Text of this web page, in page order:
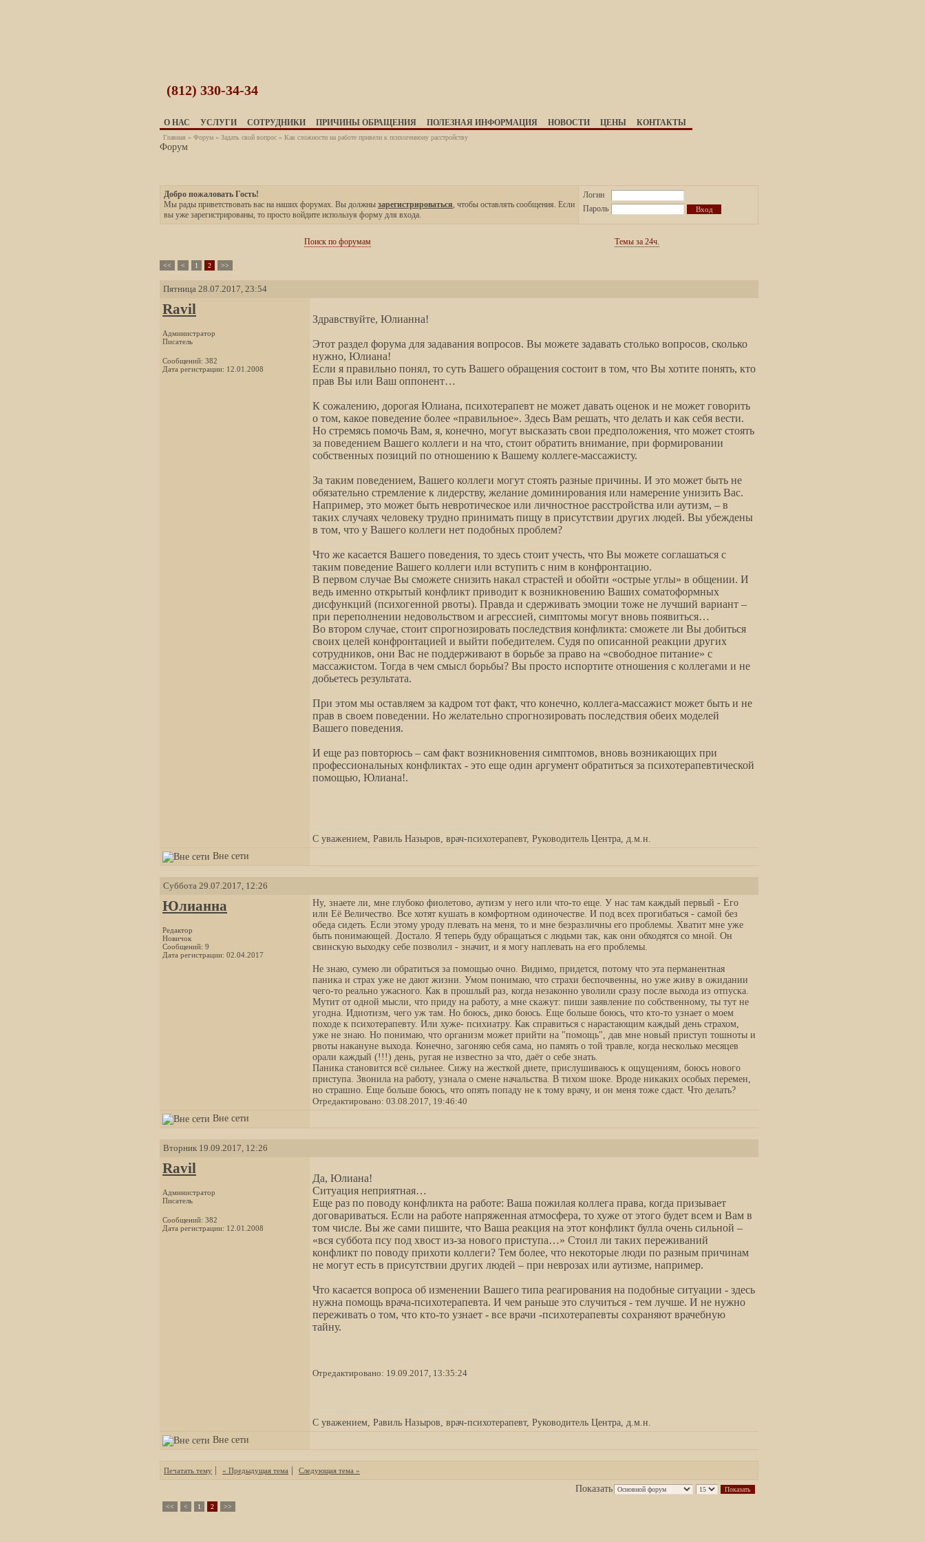
(812) 330-34-34
О НАС УСЛУГИ СОТРУДНИКИ ПРИЧИНЫ ОБРАЩЕНИЯ ПОЛЕЗНАЯ ИНФОРМАЦИЯ НОВОСТИ ЦЕНЫ КОНТАКТЫ
Главная » Форум » Задать свой вопрос » Как сложности на работе привели к психогенноиу расстройству
Форум
Добро пожаловать Гость!
Мы рады приветствовать вас на наших форумах. Вы должны зарегистрироваться, чтобы оставлять сообщения. Если
вы уже зарегистрированы, то просто войдите используя форму для входа.
Логин
Пароль
Поиск по форумам Темы за 24ч.
<< < 1 2 >>
Пятница 28.07.2017, 23:54
Ravil
Администратор
Писатель
Сообщений: 382
Дата регистрации: 12.01.2008
Здравствуйте, Юлианна!
Этот раздел форума для задавания вопросов. Вы можете задавать столько вопросов, сколько
нужно, Юлиана!
Если я правильно понял, то суть Вашего обращения состоит в том, что Вы хотите понять, кто
прав Вы или Ваш оппонент…
К сожалению, дорогая Юлиана, психотерапевт не может давать оценок и не может говорить
о том, какое поведение более «правильное». Здесь Вам решать, что делать и как себя вести.
Но стремясь помочь Вам, я, конечно, могут высказать свои предположения, что может стоять
за поведением Вашего коллеги и на что, стоит обратить внимание, при формировании
собственных позиций по отношению к Вашему коллеге-массажисту.
За таким поведением, Вашего коллеги могут стоять разные причины. И это может быть не
обязательно стремление к лидерству, желание доминирования или намерение унизить Вас.
Например, это может быть невротическое или личностное расстройства или аутизм, – в
таких случаях человеку трудно принимать пищу в присутствии других людей. Вы убеждены
в том, что у Вашего коллеги нет подобных проблем?
Что же касается Вашего поведения, то здесь стоит учесть, что Вы можете соглашаться с
таким поведение Вашего коллеги или вступить с ним в конфронтацию.
В первом случае Вы сможете снизить накал страстей и обойти «острые углы» в общении. И
ведь именно открытый конфликт приводит к возникновению Ваших соматоформных
дисфункций (психогенной рвоты). Правда и сдерживать эмоции тоже не лучший вариант –
при переполнении недовольством и агрессией, симптомы могут вновь появиться…
Во втором случае, стоит спрогнозировать последствия конфликта: сможете ли Вы добиться
своих целей конфронтацией и выйти победителем. Судя по описанной реакции других
сотрудников, они Вас не поддерживают в борьбе за право на «свободное питание» с
массажистом. Тогда в чем смысл борьбы? Вы просто испортите отношения с коллегами и не
добьетесь результата.
При этом мы оставляем за кадром тот факт, что конечно, коллега-массажист может быть и не
прав в своем поведении. Но желательно спрогнозировать последствия обеих моделей
Вашего поведения.
И еще раз повторюсь – сам факт возникновения симптомов, вновь возникающих при
профессиональных конфликтах - это еще один аргумент обратиться за психотерапевтической
помощью, Юлиана!.
С уважением, Равиль Назыров, врач-психотерапевт, Руководитель Центра, д.м.н.
Вне сети
Суббота 29.07.2017, 12:26
Юлианна
Редактор
Новичок
Сообщений: 9
Дата регистрации: 02.04.2017
Ну, знаете ли, мне глубоко фиолетово, аутизм у него или что-то еще. У нас там каждый первый - Его
или Её Величество. Все хотят кушать в комфортном одиночестве. И под всех прогибаться - самой без
обеда сидеть. Если этому уроду плевать на меня, то и мне безразличны его проблемы. Хватит мне уже
быть понимающей. Достало. Я теперь буду обращаться с людьми так, как они обходятся со мной. Он
свинскую выходку себе позволил - значит, и я могу наплевать на его проблемы.
Не знаю, сумею ли обратиться за помощью очно. Видимо, придется, потому что эта перманентная
паника и страх уже не дают жизни. Умом понимаю, что страхи беспочвенны, но уже живу в ожидании
чего-то реально ужасного. Как в прошлый раз, когда незаконно уволили сразу после выхода из отпуска.
Мутит от одной мысли, что приду на работу, а мне скажут: пиши заявление по собственному, ты тут не
угодна. Идиотизм, чего уж там. Но боюсь, дико боюсь. Еще больше боюсь, что кто-то узнает о моем
походе к психотерапевту. Или хуже- психиатру. Как справиться с нарастающим каждый день страхом,
уже не знаю. Но понимаю, что организм может прийти на "помощь", дав мне новый приступ тошноты и
рвоты накануне выхода. Конечно, загоняю себя сама, но память о той травле, когда несколько месяцев
орали каждый (!!!) день, ругая не известно за что, даёт о себе знать.
Паника становится всё сильнее. Сижу на жесткой диете, прислушиваюсь к ощущениям, боюсь нового
приступа. Звонила на работу, узнала о смене начальства. В тихом шоке. Вроде никаких особых перемен,
но страшно. Еще больше боюсь, что опять попаду не к тому врачу, и он меня тоже сдаст. Что делать?
Отредактировано: 03.08.2017, 19:46:40
Вне сети
Вторник 19.09.2017, 12:26
Ravil
Администратор
Писатель
Сообщений: 382
Дата регистрации: 12.01.2008
Да, Юлиана!
Ситуация неприятная…
Еще раз по поводу конфликта на работе: Ваша пожилая коллега права, когда призывает
договариваться. Если на работе напряженная атмосфера, то хуже от этого будет всем и Вам в
том числе. Вы же сами пишите, что Ваша реакция на этот конфликт булла очень сильной –
«вся суббота псу под хвост из-за нового приступа…» Стоил ли таких переживаний
конфликт по поводу прихоти коллеги? Тем более, что некоторые люди по разным причинам
не могут есть в присутствии других людей – при неврозах или аутизме, например.
Что касается вопроса об изменении Вашего типа реагирования на подобные ситуации - здесь
нужна помощь врача-психотерапевта. И чем раньше это случиться - тем лучше. И не нужно
переживать о том, что кто-то узнает - все врачи -психотерапевты сохраняют врачебную
тайну.
Отредактировано: 19.09.2017, 13:35:24
С уважением, Равиль Назыров, врач-психотерапевт, Руководитель Центра, д.м.н.
Вне сети
Печатать тему « Предыдущая тема Следующая тема »
Показать
<< < 1 2 >>